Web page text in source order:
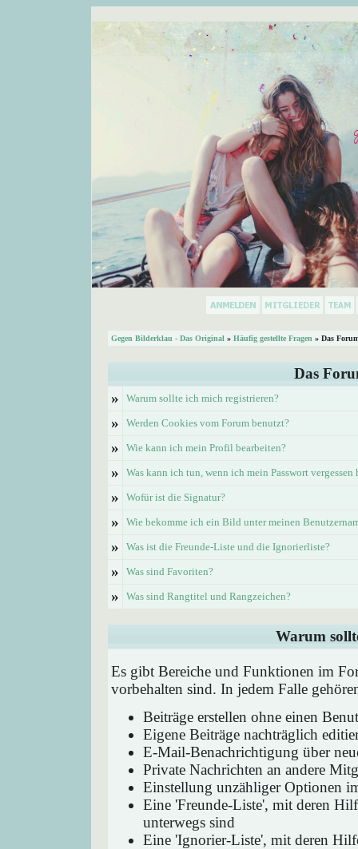
Gegen Bilderklau - Das Original » Häufig gestellte Fragen » Das
Das
»
Warum sollte ich mich registrieren?
» Werden Cookies vom Forum benutzt?
» Wie kann ich mein Profil bearbeiten?
» Was kann ich tun, wenn ich mein Passwort vergessen
» Wofür ist die Signatur?
» Wie bekomme ich ein Bild unter meinen
» Was ist die Freunde-Liste und die Ignorierliste?
» Was sind Favoriten?
» Was sind Rangtitel und Rangzeichen?
Warum
Es gibt Bereiche und Funktionen im
vorbehalten sind. In jedem Falle
Beiträge erstellen ohne einen
Eigene Beiträge nachträglich
E-Mail-Benachrichtigung über
Private Nachrichten an andere
Einstellung unzähliger Optionen
Eine 'Freunde-Liste', mit deren
unterwegs sind
Eine 'Ignorier-Liste', mit deren